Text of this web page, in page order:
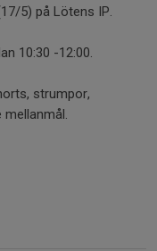
5) på Lötens IP.
10:30 -12:00.
strumpor,